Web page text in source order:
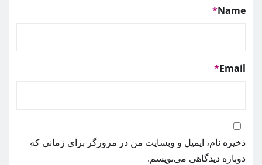
Name
*
Email
*
ذخیره نام، ایمیل و وبسایت من در مرورگر برای زمانی که
دوباره دیدگاهی می‌نویسم.